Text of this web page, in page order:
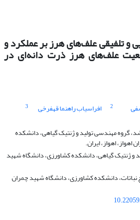
و تلفیقی علف‌های هرز بر عملکرد و
علف‌های هرز ذرت دانه‌ای در
2 افراسیاب راهنما قهفرخی 3
گروه مهندسی تولید و ژنتیک گیاهی، دانشکده
اهواز، ایران.
و ژنتیک گیاهی، دانشکده کشاورزی، دانشگاه شهید
نباتات، دانشکده کشاورزی، دانشگاه شهید چمران